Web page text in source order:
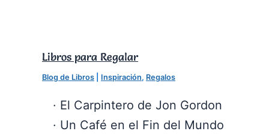
Libros para Regalar
Blog de Libros Inspiración, Regalos
· El Carpintero de Jon Gordon
· Un Café en el Fin del Mundo